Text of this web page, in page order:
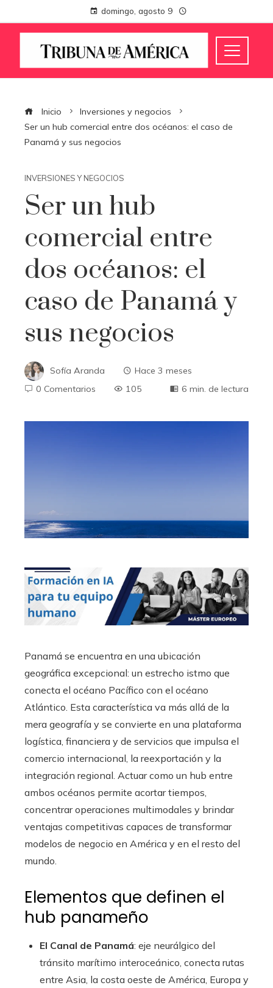
domingo, agosto 9
Inicio
Inversiones y negocios
Ser un hub comercial entre dos océanos: el caso de
Panamá y sus negocios
INVERSIONES Y NEGOCIOS
Ser un hub
comercial entre
dos océanos: el
caso de Panamá y
sus negocios
Sofía Aranda
Hace 3 meses
0 Comentarios
105 6 min. de lectura
Panamá se encuentra en una ubicación
geográfica excepcional: un estrecho istmo que
conecta el océano Pacífico con el océano
Atlántico. Esta característica va más allá de la
mera geografía y se convierte en una plataforma
logística, financiera y de servicios que impulsa el
comercio internacional, la reexportación y la
integración regional. Actuar como un hub entre
ambos océanos permite acortar tiempos,
concentrar operaciones multimodales y brindar
ventajas competitivas capaces de transformar
modelos de negocio en América y en el resto del
mundo.
Elementos que definen el
hub panameño
El Canal de Panamá: eje neurálgico del
tránsito marítimo interoceánico, conecta rutas
entre Asia, la costa oeste de América, Europa y